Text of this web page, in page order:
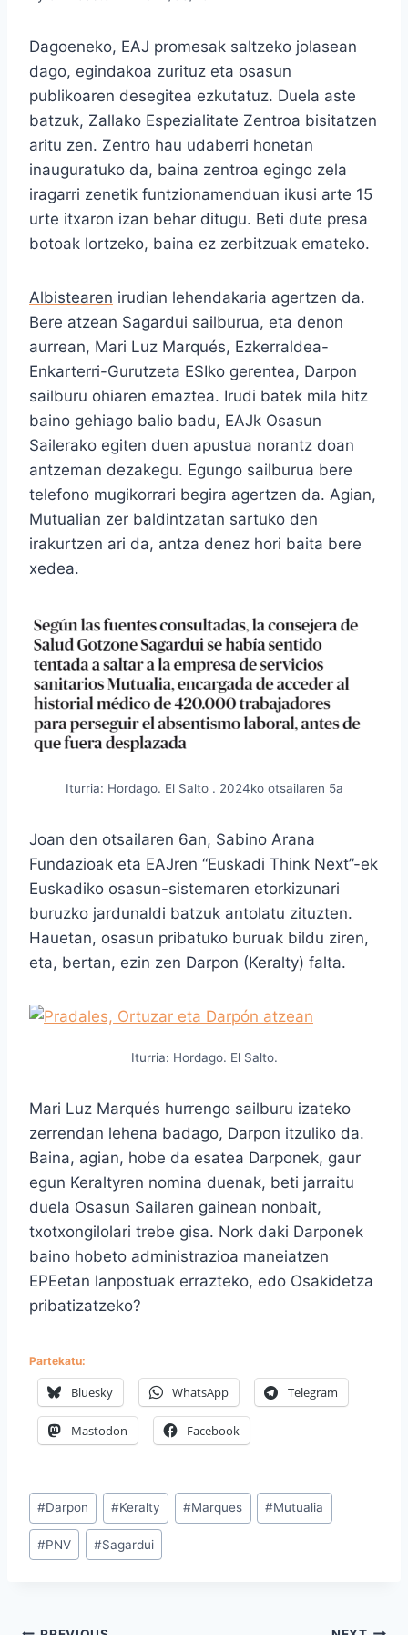
Dagoeneko, EAJ promesak saltzeko jolasean
dago, egindakoa zurituz eta osasun
publikoaren desegitea ezkutatuz. Duela aste
batzuk, Zallako Espezialitate Zentroa bisitatzen
aritu zen. Zentro hau udaberri honetan
inauguratuko da, baina zentroa egingo zela
iragarri zenetik funtzionamenduan ikusi arte 15
urte itxaron izan behar ditugu. Beti dute presa
botoak lortzeko, baina ez zerbitzuak emateko.
Albistearen irudian lehendakaria agertzen da.
Bere atzean Sagardui sailburua, eta denon
aurrean, Mari Luz Marqués, Ezkerraldea-
Enkarterri-Gurutzeta ESIko gerentea, Darpon
sailburu ohiaren emaztea. Irudi batek mila hitz
baino gehiago balio badu, EAJk Osasun
Sailerako egiten duen apustua norantz doan
antzeman dezakegu. Egungo sailburua bere
telefono mugikorrari begira agertzen da. Agian,
Mutualian zer baldintzatan sartuko den
irakurtzen ari da, antza denez hori baita bere
xedea.
Iturria: Hordago. El Salto . 2024ko otsailaren 5a
Joan den otsailaren 6an, Sabino Arana
Fundazioak eta EAJren “Euskadi Think Next”-ek
Euskadiko osasun-sistemaren etorkizunari
buruzko jardunaldi batzuk antolatu zituzten.
Hauetan, osasun pribatuko buruak bildu ziren,
eta, bertan, ezin zen Darpon (Keralty) falta.
Iturria: Hordago. El Salto.
Mari Luz Marqués hurrengo sailburu izateko
zerrendan lehena badago, Darpon itzuliko da.
Baina, agian, hobe da esatea Darponek, gaur
egun Keraltyren nomina duenak, beti jarraitu
duela Osasun Sailaren gainean nonbait,
txotxongilolari trebe gisa. Nork daki Darponek
baino hobeto administrazioa maneiatzen
EPEetan lanpostuak errazteko, edo Osakidetza
pribatizatzeko?
Partekatu:
Bluesky WhatsApp Telegram
Mastodon Facebook
Post
Tags:
#Darpon #Keralty #Marques #Mutualia
#PNV #Sagardui